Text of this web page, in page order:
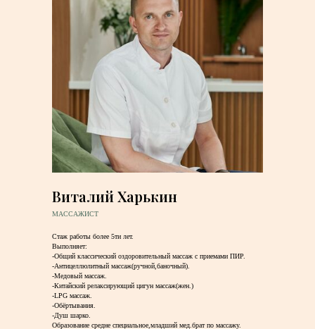
Виталий Харькин
МАССАЖИСТ
Стаж работы более 5ти лет.
Выполняет:
-Общий классический оздоровительный массаж с приемами ПИР.
-Антицеллюлитный массаж(ручной,баночный).
-Медовый массаж.
-Китайский релаксирующий цигун массаж(жен.)
-LPG массаж.
-Обёртывания.
-Душ шарко.
Образование средне специальное,младший мед.брат по массажу.